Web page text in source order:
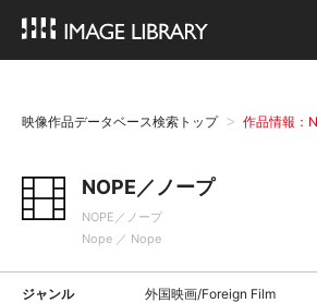
映像作品データベース検索トップ 作品情報：
NOPE／ノープ
NOPE／ノープ
Nope ／ Nope
ジャンル 外国映画/Foreign Film